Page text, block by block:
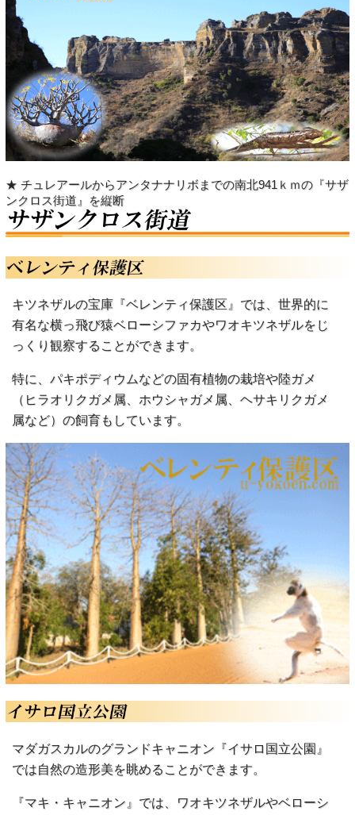
★ チュレアールからアンタナナリボまでの南北941ｋｍの『サザ
ンクロス街道』を縦断
キツネザルの宝庫『ベレンティ保護区』では、世界的に
有名な横っ飛び猿ベローシファカやワオキツネザルをじ
っくり観察することができます。
特に、パキポディウムなどの固有植物の栽培や陸ガメ
（ヒラオリクガメ属、ホウシャガメ属、ヘサキリクガメ
属など）の飼育もしています。
マダガスカルのグランドキャニオン『イサロ国立公園』
では自然の造形美を眺めることができます。
『マキ・キャニオン』では、ワオキツネザルやベローシ